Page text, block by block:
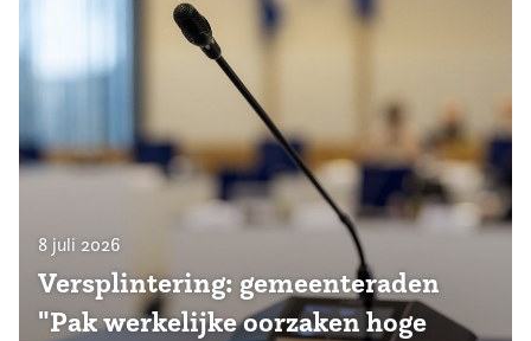
8 juli 2026
Versplintering: gemeenteraden
"Pak werkelijke oorzaken hoge